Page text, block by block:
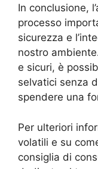
In conclusione,
processo
sicurezza e
nostro
e sicuri, è
selvatici senza
spendere una
Per ulteriori
volatili e su
consiglia di